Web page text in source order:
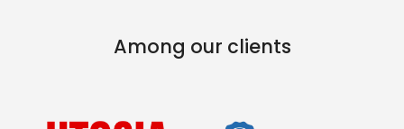
Among our clients